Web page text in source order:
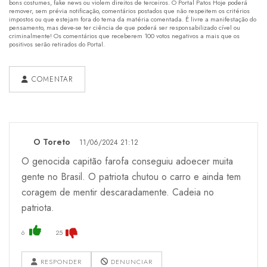
bons costumes, fake news ou violem direitos de terceiros. O Portal Patos Hoje poderá
remover, sem prévia notificação, comentários postados que não respeitem os critérios
impostos ou que estejam fora do tema da matéria comentada. É livre a manifestação do
pensamento, mas deve-se ter ciência de que poderá ser responsabilizado cível ou
criminalmente! Os comentários que receberem 100 votos negativos a mais que os
positivos serão retirados do Portal.
COMENTAR
O Toreto 11/06/2024 21:12
O genocida capitão farofa conseguiu adoecer muita
gente no Brasil. O patriota chutou o carro e ainda tem
coragem de mentir descaradamente. Cadeia no
patriota.
6 25
RESPONDER DENUNCIAR